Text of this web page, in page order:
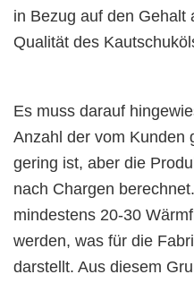
in Bezug auf den Gehalt
Qualität des
Es muss darauf
Anzahl der vom Kunden
gering ist, aber die
nach Chargen
mindestens 20-30
werden, was für die
darstellt. Aus diesem